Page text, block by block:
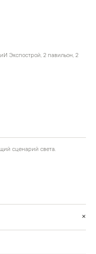
Экспострой, 2 павильон, 2
сценарий света.
+